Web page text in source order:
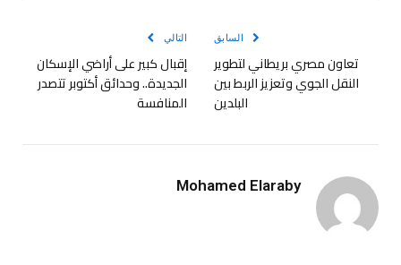
السابق
تعاون مصري بريطاني لتطوير
النقل الجوي وتعزيز الربط بين
البلدين
التالي
إقبال كبير على أراضي الإسكان
الجديدة.. وحدائق أكتوبر تتصدر
المنافسة
Mohamed Elaraby